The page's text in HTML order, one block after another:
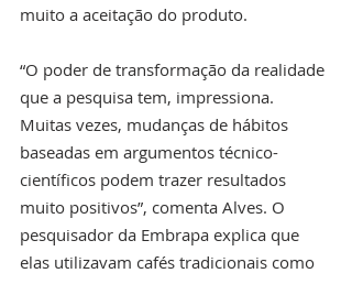
muito a aceitação do produto.
“O poder de transformação da realidade
que a pesquisa tem, impressiona.
Muitas vezes, mudanças de hábitos
baseadas em argumentos técnico-
científicos podem trazer resultados
muito positivos”, comenta Alves. O
pesquisador da Embrapa explica que
elas utilizavam cafés tradicionais como